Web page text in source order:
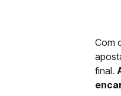
Com
final.